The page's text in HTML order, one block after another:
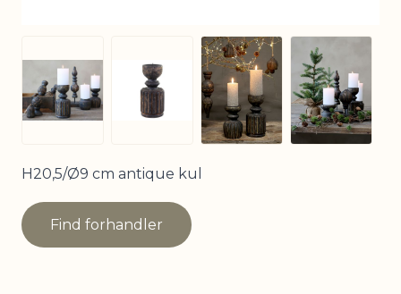
View larger imageView larger image
View larger image
H20,5/Ø9 cm antique kul
Find forhandler